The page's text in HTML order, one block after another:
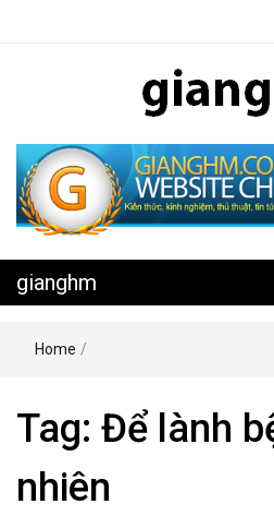
kỹ thuật
gianghm
Home /
Tag: Để lành
nhiên